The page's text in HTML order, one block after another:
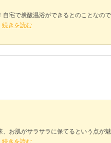
宅で炭酸温浴ができるとのことなの
続きを読む
お肌がサラサラに保てるという点が
続きを読む